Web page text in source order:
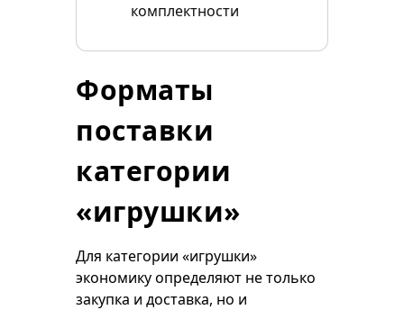
комплектности
Форматы
поставки
категории
«игрушки»
Для категории «игрушки»
экономику определяют не только
закупка и доставка, но и